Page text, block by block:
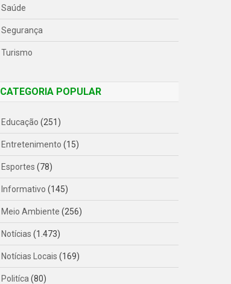
Saúde
Segurança
Turismo
CATEGORIA POPULAR
Educação (251)
Entretenimento (15)
Esportes (78)
Informativo (145)
Meio Ambiente (256)
Notícias (1.473)
Notícias Locais (169)
Politíca (80)